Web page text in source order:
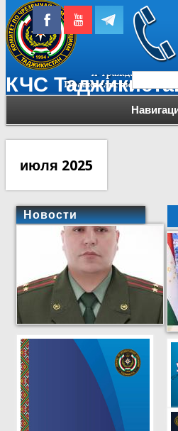
КЧС
июля 2025
Новости